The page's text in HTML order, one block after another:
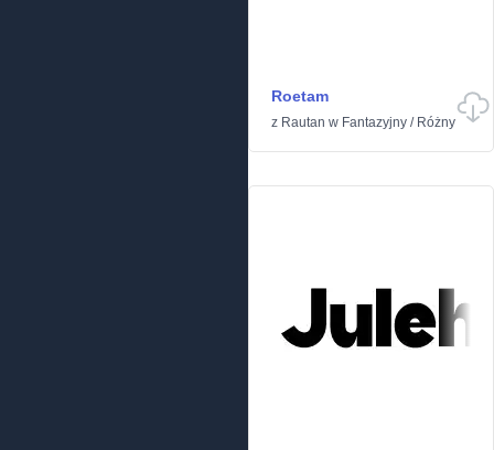
Roetam
z Rautan w Fantazyjny / Różny